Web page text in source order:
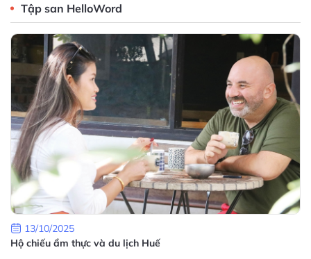
Tập san HelloWord
13/10/2025
Hộ chiếu ẩm thực và du lịch Huế